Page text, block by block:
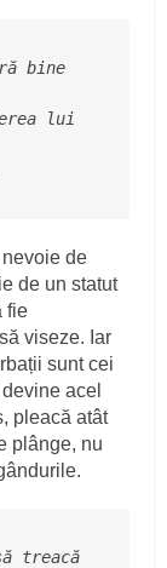
bine
lui
de
de un statut
fie
viseze. Iar
sunt cei
acel
pleacă atât
plânge, nu
treacă